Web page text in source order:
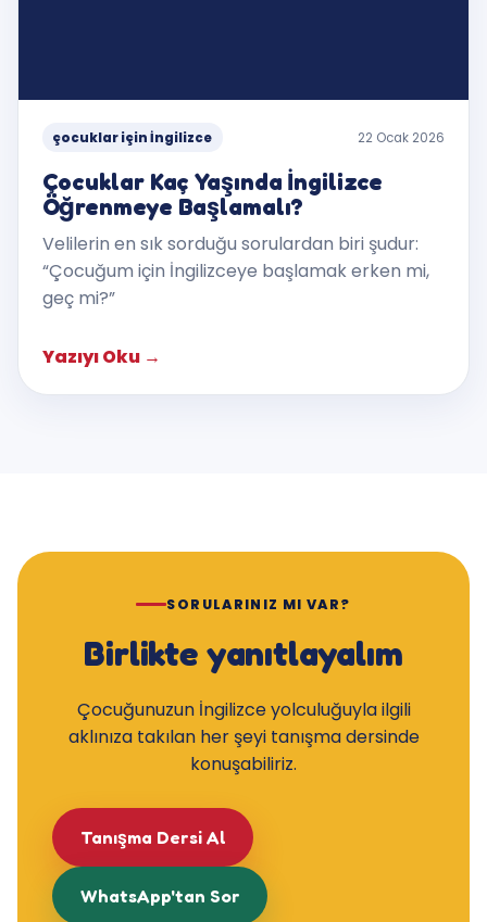
çocuklar için İngilizce 22 Ocak 2026
Çocuklar Kaç Yaşında İngilizce
Öğrenmeye Başlamalı?
Velilerin en sık sorduğu sorulardan biri şudur:
“Çocuğum için İngilizceye başlamak erken mi,
geç mi?”
Yazıyı Oku →
SORULARINIZ MI VAR?
Birlikte yanıtlayalım
Çocuğunuzun İngilizce yolculuğuyla ilgili
aklınıza takılan her şeyi tanışma dersinde
konuşabiliriz.
Tanışma Dersi Al
WhatsApp'tan Sor